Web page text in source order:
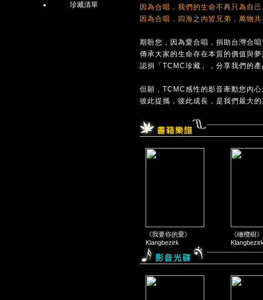
珍藏清單
因為合唱，我們的生命不再只為自
因為合唱，四海之內皆兄弟，萬物
期盼您，因為愛合唱，捐助台灣合
傳承大家的生命存在本質的價值與
認捐「TCMC珍藏」，分享我們的
但願，TCMC感性的影音牽動您內
彼此提攜，彼此成長，是我們最
《我要你的愛》
Klangbezirk
《橄欖樹》